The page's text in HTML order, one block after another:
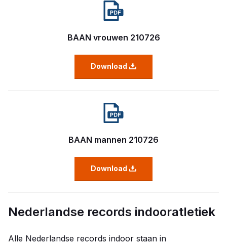
BAAN vrouwen 210726
Download
BAAN mannen 210726
Download
Nederlandse records indooratletiek
Alle Nederlandse records indoor staan in